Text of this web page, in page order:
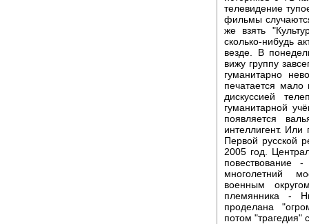
телевидение
фильмы
же взять
сколько-нибудь
везде. В
вижу группу
гуманитарно
печатается
дискуссией
гуманитарной
появляется
интеллигент. Или
Первой русской
2005 год.
повествование
многолетний
военным
племянника -
проделана
потом "трагедия"